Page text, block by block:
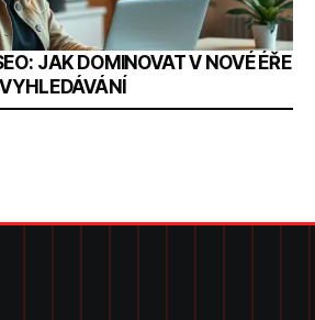
JAK DOMINOVAT V NOVÉ ÉŘE